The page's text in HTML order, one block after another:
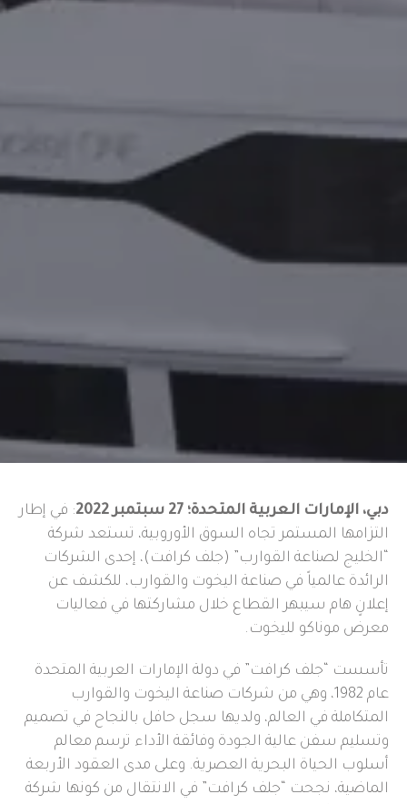
دبي، الإمارات العربية المتحدة؛ 27 سبتمبر 2022
: في إطار
التزامها المستمر تجاه السوق الأوروبية، تستعد شركة
“الخليج لصناعة القوارب” (جلف كرافت)، إحدى الشركات
الرائدة عالمياً في صناعة اليخوت والقوارب، للكشف عن
إعلانٍ هام سيبهر القطاع خلال مشاركتها في فعاليات
معرض موناكو لليخوت.
تأسست “جلف كرافت” في دولة الإمارات العربية المتحدة
عام 1982، وهي من شركات صناعة اليخوت والقوارب
المتكاملة في العالم، ولديها سجل حافل بالنجاح في تصميم
وتسليم سفن عالية الجودة وفائقة الأداء ترسم معالم
أسلوب الحياة البحرية العصرية. وعلى مدى العقود الأربعة
الماضية، نجحت “جلف كرافت” في الانتقال من كونها شركة